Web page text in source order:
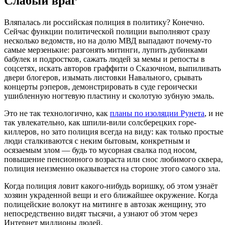
Вляпалась ли российская полиция в политику? Конечно.
Сейчас функции политической полиции выполняют сразу
несколько ведомств, но на долю МВД выпадают почему-то
самые мерзенькие: разгонять митинги, лупить дубинками
бабулек и подростков, сажать людей за мемы и репосты в
соцсетях, искать авторов граффити о Сказочном, выпиливать
двери блогеров, изымать листовки Навального, срывать
концерты рэперов, демонстрировать в суде героически
ушибленную ногтевую пластину и сколотую зубную эмаль.
Это не так технологично, как планы по изоляции Рунета, и не
так увлекательно, как шпили-вили солсберецких горе-
киллеров, но зато полиция всегда на виду: как только простые
люди сталкиваются с неким бытовым, конкретным и
осязаемым злом — будь то мусорная свалка под носом,
повышение пенсионного возраста или снос любимого сквера,
полиция неизменно оказывается на стороне этого самого зла.
Когда полиция ловит какого-нибудь воришку, об этом узнаёт
хозяин украденной вещи и его ближайшее окружение. Когда
полицейские волокут на митинге в автозак женщину, это
непосредственно видят тысячи, а узнают об этом через
Интернет миллионы людей.